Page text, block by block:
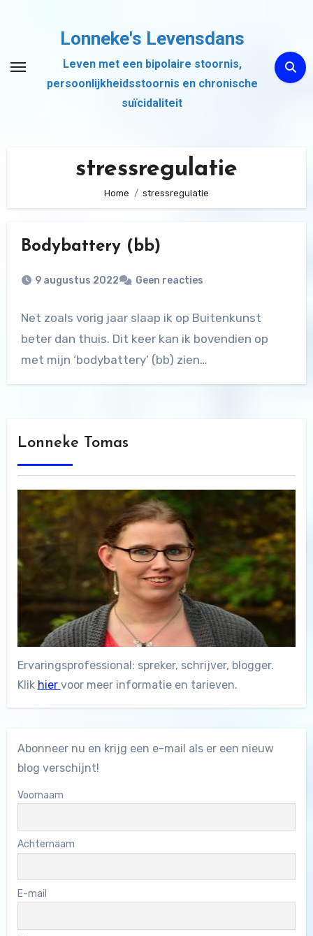
inhoud
Lonneke's Levensdans
Leven met een bipolaire stoornis,
persoonlijkheidsstoornis en chronische
suïcidaliteit
stressregulatie
Home stressregulatie
Bodybattery (bb)
9 augustus 2022 Geen reacties
Net zoals vorig jaar slaap ik op Buitenkunst
beter dan thuis. Dit keer kan ik bovendien op
met mijn ‘bodybattery’ (bb) zien…
Lonneke Tomas
Ervaringsprofessional: spreker, schrijver, blogger.
Klik hier voor meer informatie en tarieven.
Abonneer nu en krijg een e-mail als er een nieuw
blog verschijnt!
Voornaam
Achternaam
E-mail